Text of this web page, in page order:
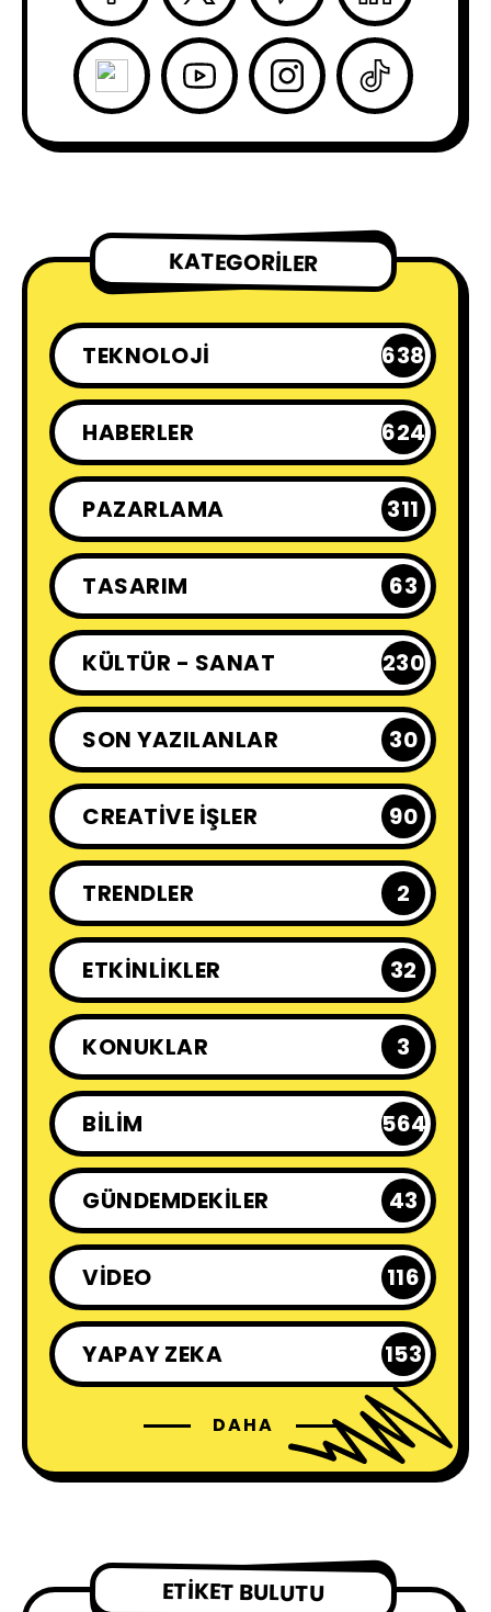
KATEGORILER
TEKNOLOJI 638
HABERLER 624
PAZARLAMA 311
TASARIM 63
KÜLTÜR - SANAT 230
SON YAZILANLAR 30
CREATIVE İŞLER 90
TRENDLER 2
ETKINLIKLER 32
KONUKLAR 3
BILIM 564
GÜNDEMDEKILER 43
VIDEO 116
YAPAY ZEKA 153
DAHA
ETIKET BULUTU